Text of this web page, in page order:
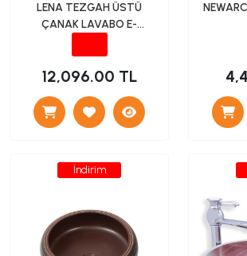
LENA TEZGAH ÜSTÜ
ÇANAK LAVABO E-
12,096.00 TL
İndirim